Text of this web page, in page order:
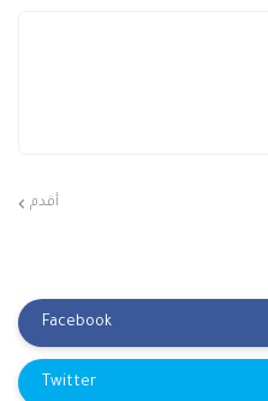
أقدم
Facebook
Twitter